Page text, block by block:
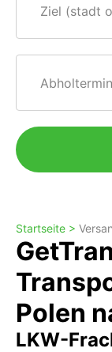
Ziel (stadt
Abholtermin
Startseite >
Polen
LKW-